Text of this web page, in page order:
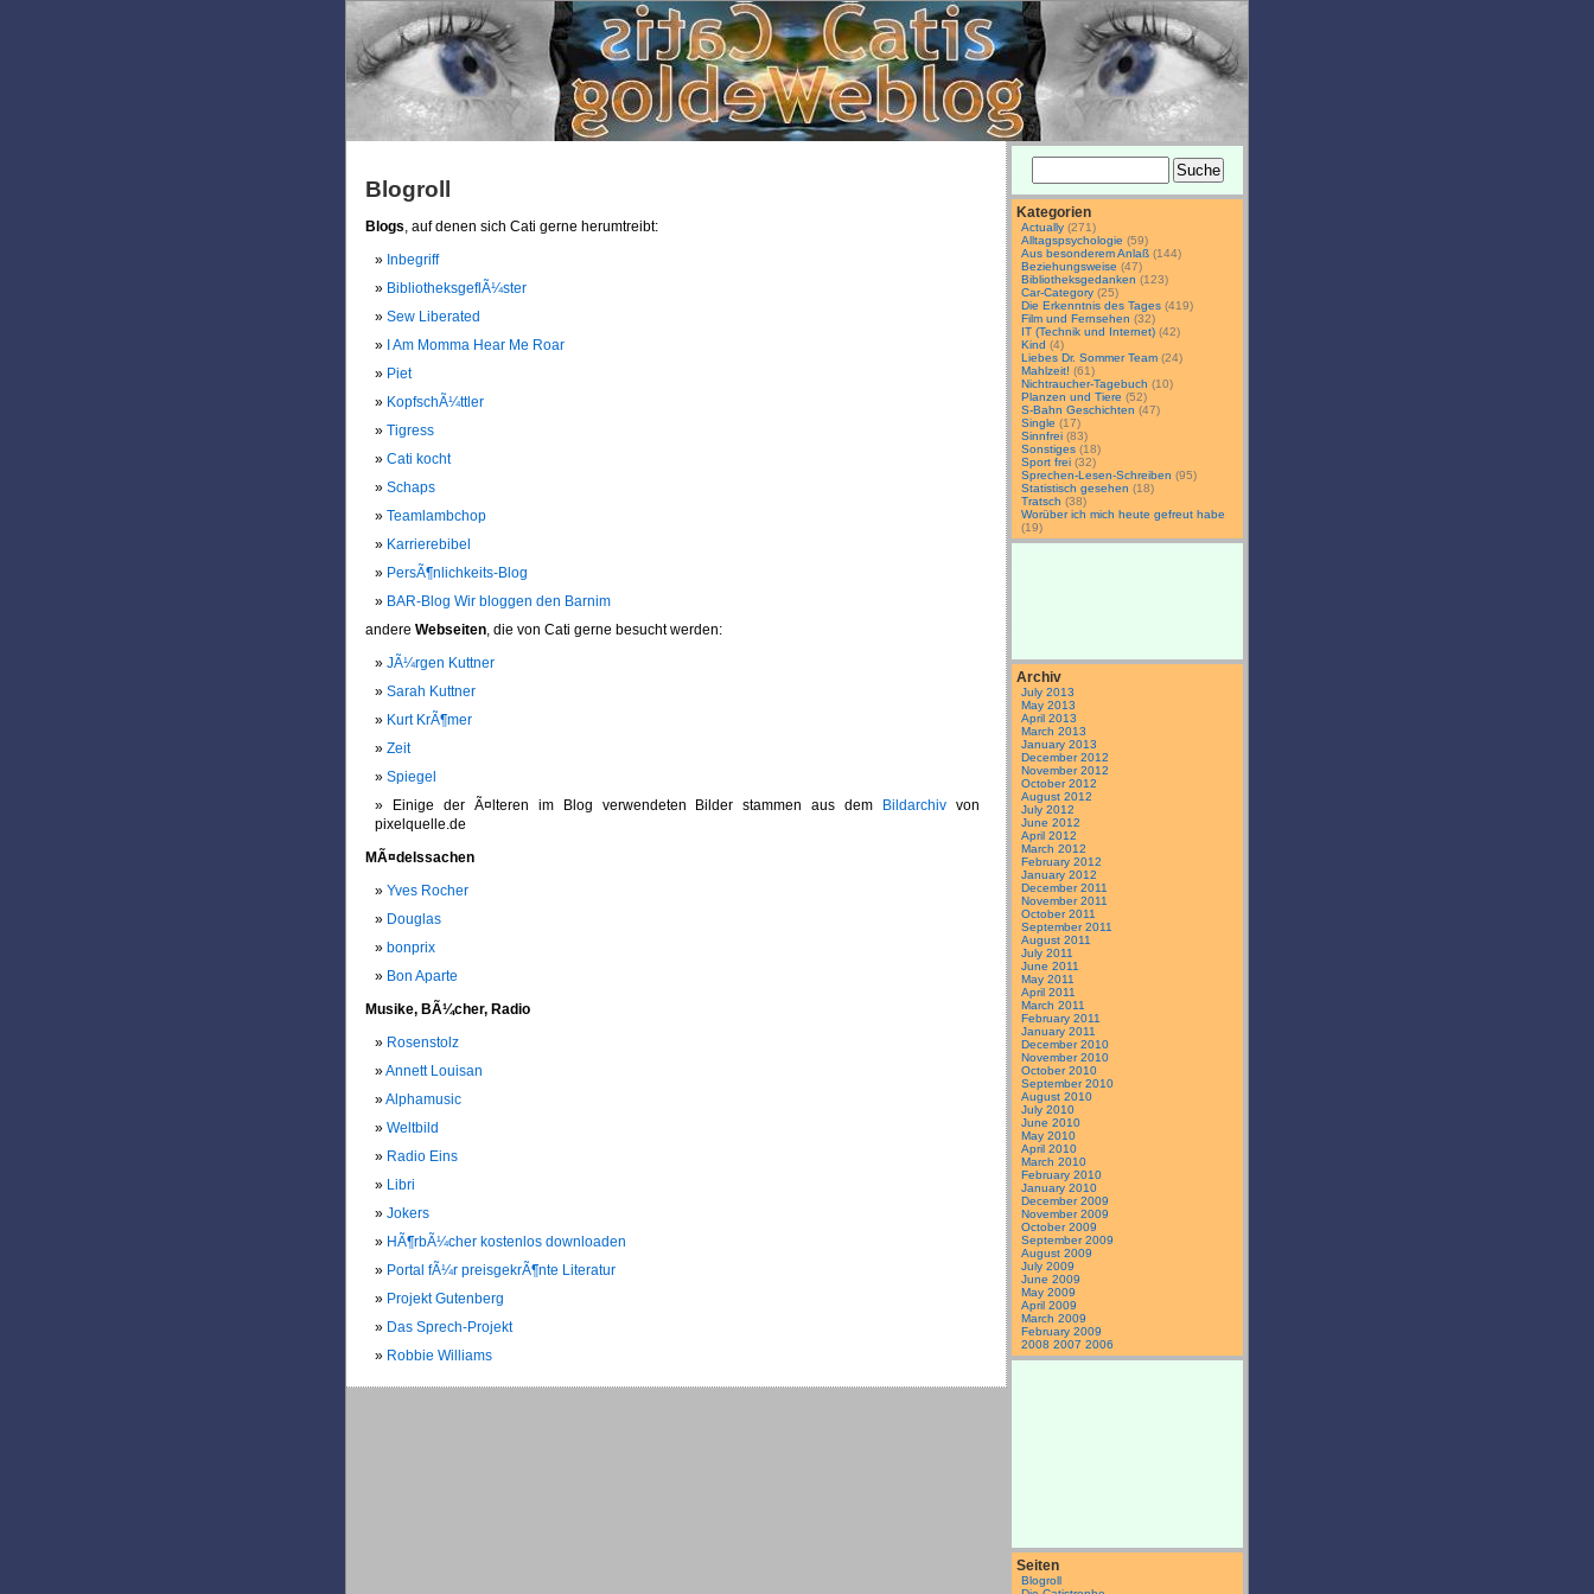
Blogroll
Blogs, auf denen sich Cati gerne herumtreibt:
Inbegriff
BibliotheksgeflÃ¼ster
Sew Liberated
I Am Momma Hear Me Roar
Piet
KopfschÃ¼ttler
Tigress
Cati kocht
Schaps
Teamlambchop
Karrierebibel
PersÃ¶nlichkeits-Blog
BAR-Blog Wir bloggen den Barnim
andere Webseiten, die von Cati gerne besucht werden:
JÃ¼rgen Kuttner
Sarah Kuttner
Kurt KrÃ¶mer
Zeit
Spiegel
Einige der Ã¤lteren im Blog verwendeten Bilder stammen aus dem
Bildarchiv von
pixelquelle.de
MÃ¤delssachen
Yves Rocher
Douglas
bonprix
Bon Aparte
Musike, BÃ¼cher, Radio
Rosenstolz
Annett Louisan
Alphamusic
Weltbild
Radio Eins
Libri
Jokers
HÃ¶rbÃ¼cher kostenlos downloaden
Portal fÃ¼r preisgekrÃ¶nte Literatur
Projekt Gutenberg
Das Sprech-Projekt
Robbie Williams
Kategorien
Actually (271)
Alltagspsychologie (59)
Aus besonderem Anlaß (144)
Beziehungsweise (47)
Bibliotheksgedanken (123)
Car-Category (25)
Die Erkenntnis des Tages (419)
Film und Fernsehen (32)
IT (Technik und Internet) (42)
Kind (4)
Liebes Dr. Sommer Team (24)
Mahlzeit! (61)
Nichtraucher-Tagebuch (10)
Planzen und Tiere (52)
S-Bahn Geschichten (47)
Single (17)
Sinnfrei (83)
Sonstiges (18)
Sport frei (32)
Sprechen-Lesen-Schreiben (95)
Statistisch gesehen (18)
Tratsch (38)
Worüber ich mich heute gefreut habe
(19)
Archiv
July 2013
May 2013
April 2013
March 2013
January 2013
December 2012
November 2012
October 2012
August 2012
July 2012
June 2012
April 2012
March 2012
February 2012
January 2012
December 2011
November 2011
October 2011
September 2011
August 2011
July 2011
June 2011
May 2011
April 2011
March 2011
February 2011
January 2011
December 2010
November 2010
October 2010
September 2010
August 2010
July 2010
June 2010
May 2010
April 2010
March 2010
February 2010
January 2010
December 2009
November 2009
October 2009
September 2009
August 2009
July 2009
June 2009
May 2009
April 2009
March 2009
February 2009
2008 2007 2006
Seiten
Blogroll